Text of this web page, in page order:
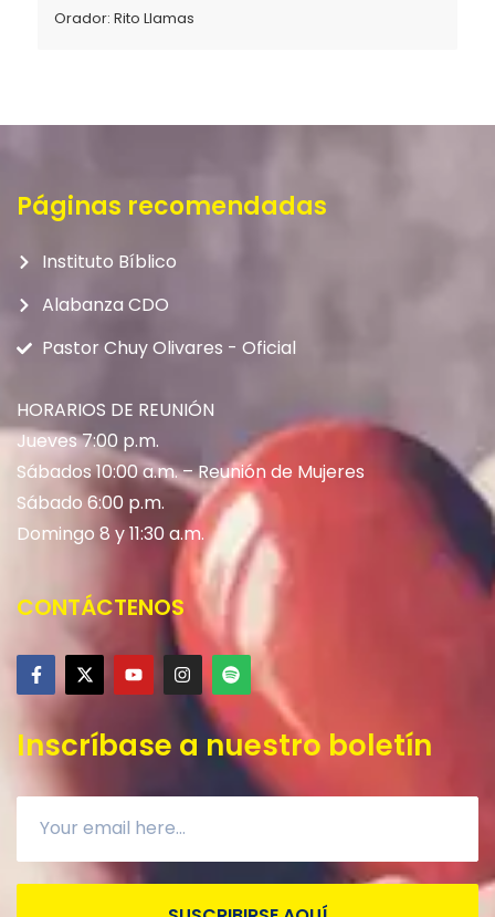
Orador:Rito Llamas
Páginas recomendadas
Instituto Bíblico
Alabanza CDO
Pastor Chuy Olivares - Oficial
HORARIOS DE REUNIÓN
Jueves 7:00 p.m.
Sábados 10:00 a.m. – Reunión de Mujeres
Sábado 6:00 p.m.
Domingo 8 y 11:30 a.m.
CONTÁCTENOS
Inscríbase a nuestro boletín